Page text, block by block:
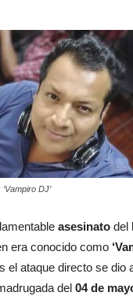
DJ’
asesinato del
era conocido como
el ataque directo se dio
del 04 de